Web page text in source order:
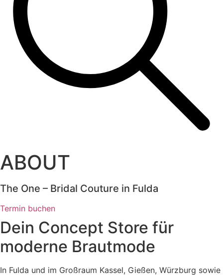
ABOUT
The One – Bridal Couture in Fulda
Termin buchen
Dein Concept Store für
moderne Brautmode
In Fulda und im Großraum Kassel, Gießen, Würzburg sowie